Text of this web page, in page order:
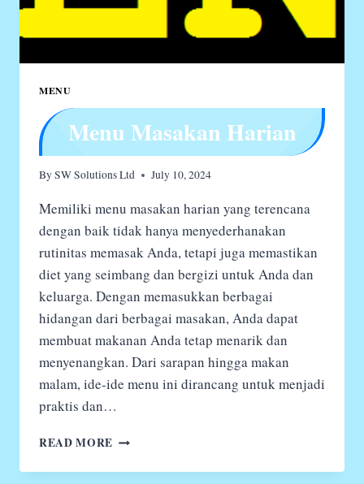
MENU
Menu Masakan Harian
BySW Solutions Ltd July 10, 2024
Memiliki menu masakan harian yang terencana
dengan baik tidak hanya menyederhanakan
rutinitas memasak Anda, tetapi juga memastikan
diet yang seimbang dan bergizi untuk Anda dan
keluarga. Dengan memasukkan berbagai
hidangan dari berbagai masakan, Anda dapat
membuat makanan Anda tetap menarik dan
menyenangkan. Dari sarapan hingga makan
malam, ide-ide menu ini dirancang untuk menjadi
praktis dan…
READ MORE MENU
HARIAN